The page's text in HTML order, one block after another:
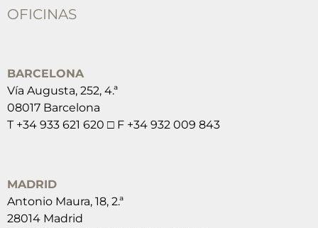
OFICINAS
BARCELONA
Vía Augusta, 252, 4.ª
08017 Barcelona
T +34 933 621 620 □ F +34 932 009 843
MADRID
Antonio Maura, 18, 2.ª
28014 Madrid